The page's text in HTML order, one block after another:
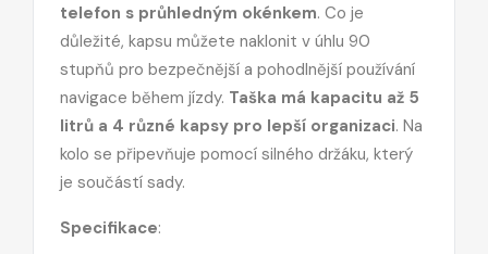
telefon s průhledným okénkem. Co je
důležité, kapsu můžete naklonit v úhlu 90
stupňů pro bezpečnější a pohodlnější používání
navigace během jízdy. Taška má kapacitu až 5
litrů a 4 různé kapsy pro lepší organizaci. Na
kolo se připevňuje pomocí silného držáku, který
je součástí sady.
Specifikace: